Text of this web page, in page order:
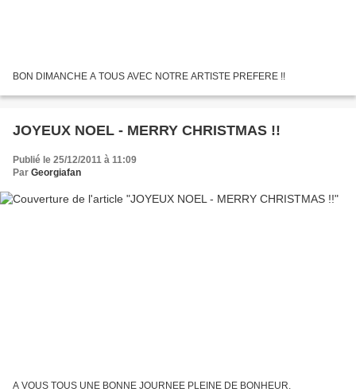
BON DIMANCHE A TOUS AVEC NOTRE ARTISTE PREFERE !!
JOYEUX NOEL - MERRY CHRISTMAS !!
Publié le 25/12/2011 à 11:09
Par Georgiafan
A VOUS TOUS UNE BONNE JOURNEE PLEINE DE BONHEUR.